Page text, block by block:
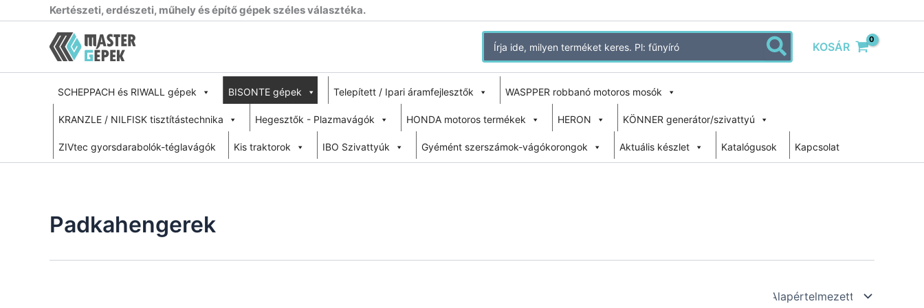
Kertészeti, erdészeti, műhely és építő gépek széles választéka.
Search
for:
KOSÁR
SCHEPPACH és RIWALL gépek BISONTE gépek Telepített / Ipari áramfejlesztők WASPPER robbanó motoros mosók
KRANZLE / NILFISK tisztítástechnika Hegesztők - Plazmavágók HONDA motoros termékek HERON KÖNNER generátor/szivattyú
ZIVtec gyorsdarabolók-téglavágók Kis traktorok IBO Szivattyúk Gyémént szerszámok-vágókorongok Aktuális készlet Katalógusok Kapcsolat
Padkahengerek